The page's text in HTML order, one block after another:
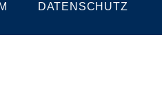
DATENSCHUTZ